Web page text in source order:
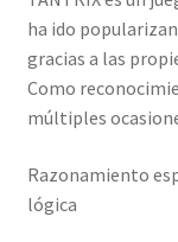
ha ido
gracias a las
Como
múltiples
Razonamiento
lógica